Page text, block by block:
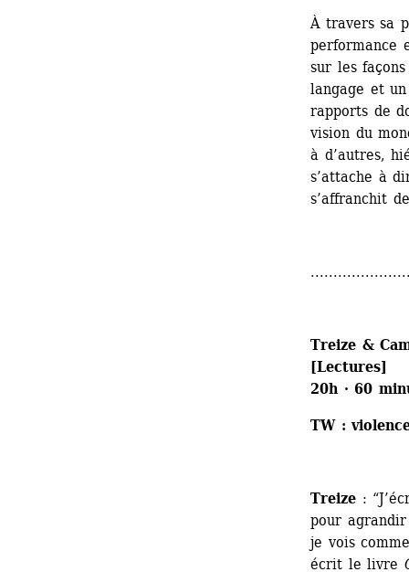
À travers sa
sur les
langage et
rapports de
vision du
à d’autres,
s’attache à
s’affranchit
Treize &
[Lectures]
20h · 60
TW :
Treize :
pour agrandir
je vois
écrit le livre